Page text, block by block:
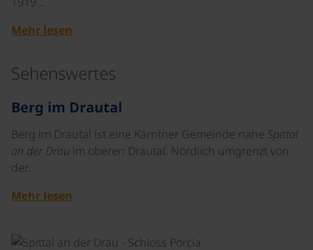
Mehr lesen
Sehenswertes
Berg im Drautal
Berg im Drautal ist eine Kärntner Gemeinde nahe Spittal
an der Drau im oberen Drautal. Nördlich umgrenzt von
der…
Mehr lesen